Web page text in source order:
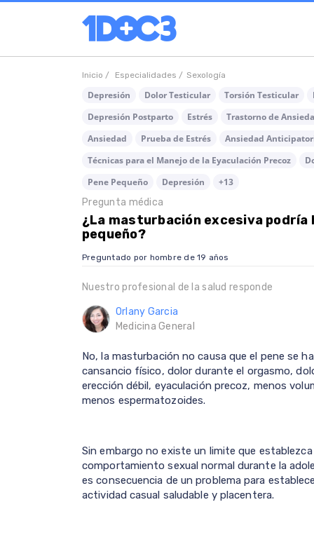
Inicio / Especialidades / Sexología
Depresión Dolor Testicular Torsión Testicular
Depresión Postparto
Estrés Trastorno de
Ansiedad
Prueba de Estrés
Ansiedad
Técnicas para el Manejo de la Eyaculación Precoz
Pene Pequeño
Depresión
+13
Pregunta médica
¿La masturbación excesiva podría
pequeño?
Preguntado por hombre de 19 años
Nuestro profesional de la salud responde
Orlany Garcia
Medicina General
No, la masturbación no causa que el pene se
cansancio físico, dolor durante el orgasmo,
erección débil, eyaculación precoz, menos
menos espermatozoides.
Sin embargo no existe un limite que
comportamiento sexual normal durante la
es consecuencia de un problema para
actividad casual saludable y placentera.